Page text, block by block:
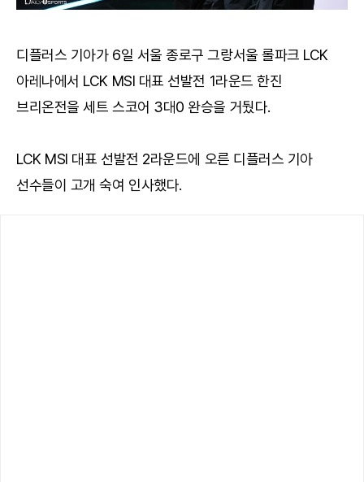
디플러스 기아가 6일 서울 종로구 그랑서울 롤파크 LCK
아레나에서 LCK MSI 대표 선발전 1라운드 한진
브리온전을 세트 스코어 3대0 완승을 거뒀다.
LCK MSI 대표 선발전 2라운드에 오른 디플러스 기아
선수들이 고개 숙여 인사했다.